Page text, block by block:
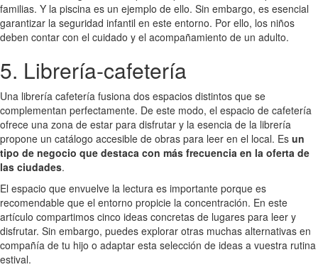
familias. Y la piscina es un ejemplo de ello. Sin embargo, es esencial
garantizar la seguridad infantil en este entorno. Por ello, los niños
deben contar con el cuidado y el acompañamiento de un adulto.
5. Librería-cafetería
Una librería cafetería fusiona dos espacios distintos que se
complementan perfectamente. De este modo, el espacio de cafetería
ofrece una zona de estar para disfrutar y la esencia de la librería
propone un catálogo accesible de obras para leer en el local. Es un
tipo de negocio que destaca con más frecuencia en la oferta de
las ciudades.
El espacio que envuelve la lectura es importante porque es
recomendable que el entorno propicie la concentración. En este
artículo compartimos cinco ideas concretas de lugares para leer y
disfrutar. Sin embargo, puedes explorar otras muchas alternativas en
compañía de tu hijo o adaptar esta selección de ideas a vuestra rutina
estival.